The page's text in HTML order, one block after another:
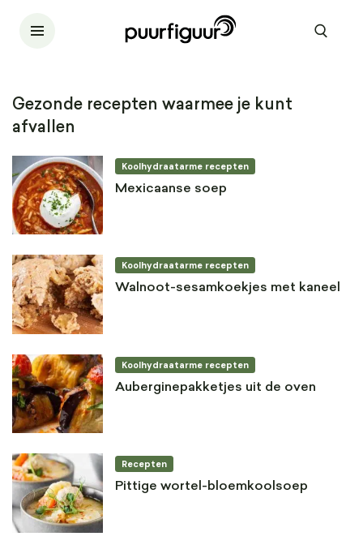
Gezonde recepten waarmee je kunt
afvallen
Koolhydraatarme recepten
Mexicaanse soep
Koolhydraatarme recepten
Walnoot-sesamkoekjes met kaneel
Koolhydraatarme recepten
Auberginepakketjes uit de oven
Recepten
Pittige wortel-bloemkoolsoep